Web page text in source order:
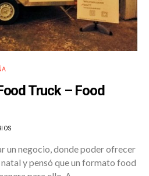
Truck – Food
un negocio, donde poder ofrecer
y pensó que un formato food